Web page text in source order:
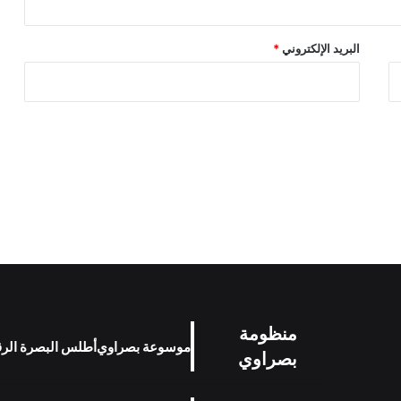
البريد الإلكتروني*
منظومة
بصراوي
موسوعة بصراويأطلس البصرة